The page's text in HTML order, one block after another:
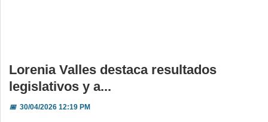
Lorenia Valles destaca resultados
legislativos y a...
📅30/04/2026 12:19 PM